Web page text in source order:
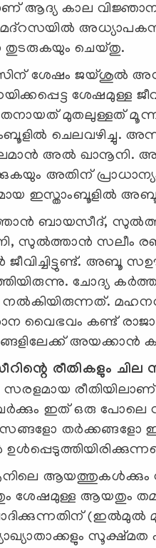
ആദ്യ കാല
തുടരുകയും ചെയ്തു.
ശേഷം ജയ്ശുൽ
ശേഷമുള്ള
മുതലുള്ളത്
ചെലവഴിച്ചു.
അൽ ഖാനൂനി.
അതിന്
ഇസ്താംബൂളിൽ അബൂ
ബായസീദ്,
സുൽത്താൻ സലീം
അബൂ
ചോദ്യ
വൈഭവം കണ്ട്
അയക്കാൻ
രീതികളും
സരളമായ
ഇത് ഒരു പോലെ
ആയത്തുകൾക്കും
ശേഷമുള്ള ആയതും
സൂക്ഷ്മത